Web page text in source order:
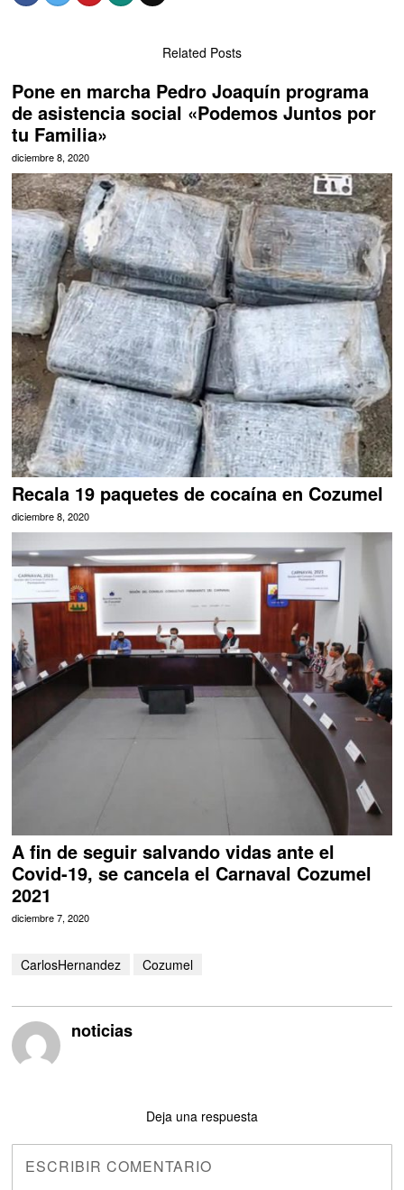
Related Posts
Pone en marcha Pedro Joaquín programa
de asistencia social «Podemos Juntos por
tu Familia»
diciembre 8, 2020
Recala 19 paquetes de cocaína en Cozumel
diciembre 8, 2020
A fin de seguir salvando vidas ante el
Covid-19, se cancela el Carnaval Cozumel
2021
diciembre 7, 2020
CarlosHernandez Cozumel
noticias
Deja una respuesta